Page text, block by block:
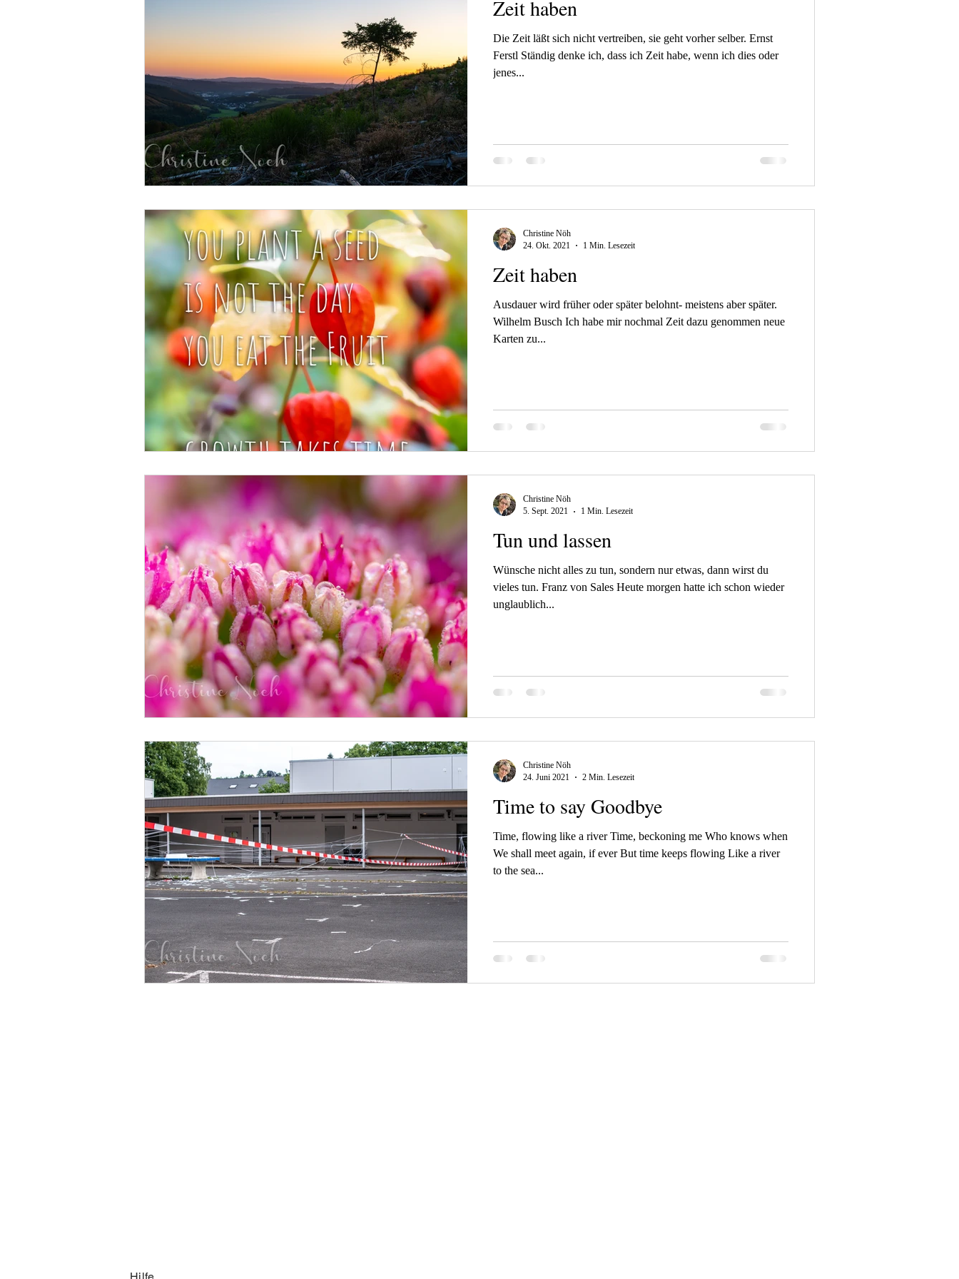
Zeit haben
Die Zeit läßt sich nicht vertreiben, sie geht vorher selber. Ernst
Ferstl Ständig denke ich, dass ich Zeit habe, wenn ich dies oder
jenes...
Zeit haben
Ausdauer wird früher oder später belohnt- meistens aber später.
Wilhelm Busch Ich habe mir nochmal Zeit dazu genommen neue
Karten zu...
Christine Nöh
24. Okt. 2021
1 Min. Lesezeit
Tun und lassen
Wünsche nicht alles zu tun, sondern nur etwas, dann wirst du
vieles tun. Franz von Sales Heute morgen hatte ich schon wieder
unglaublich...
Christine Nöh
5. Sept. 2021
1 Min. Lesezeit
Time to say Goodbye
Time, flowing like a river Time, beckoning me Who knows when
We shall meet again, if ever But time keeps flowing Like a river
to the sea...
Christine Nöh
24. Juni 2021
2 Min. Lesezeit